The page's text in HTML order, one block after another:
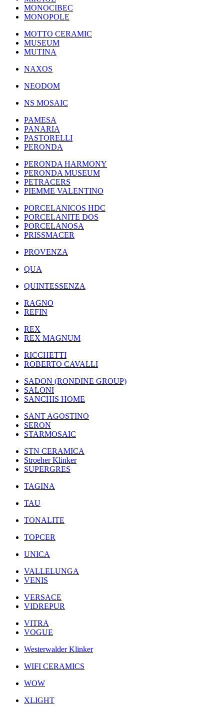
MONOCIBEC
MONOPOLE
MOTTO CERAMIC
MUSEUM
MUTINA
NAXOS
NEODOM
NS MOSAIC
PAMESA
PANARIA
PASTORELLI
PERONDA
PERONDA HARMONY
PERONDA MUSEUM
PETRACERS
PIEMME VALENTINO
PORCELANICOS HDC
PORCELANITE DOS
PORCELANOSA
PRISSMACER
PROVENZA
QUA
QUINTESSENZA
RAGNO
REFIN
REX
REX MAGNUM
RICCHETTI
ROBERTO CAVALLI
SADON (RONDINE GROUP)
SALONI
SANCHIS HOME
SANT AGOSTINO
SERON
STARMOSAIC
STN CERAMICA
Stroeher Klinker
SUPERGRES
TAGINA
TAU
TONALITE
TOPCER
UNICA
VALLELUNGA
VENIS
VERSACE
VIDREPUR
VITRA
VOGUE
Westerwalder Klinker
WIFI CERAMICS
WOW
XLIGHT